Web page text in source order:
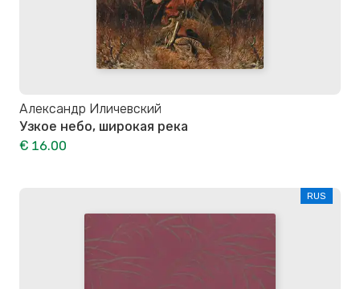
Александр Иличевский
Узкое небо, широкая река
€ 16.00
RUS